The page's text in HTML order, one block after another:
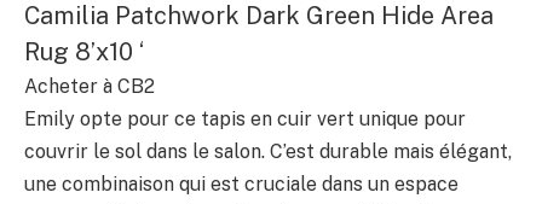
Camilia Patchwork Dark Green Hide Area
Rug 8’x10 ‘
Acheter à CB2
Emily opte pour ce tapis en cuir vert unique pour
couvrir le sol dans le salon. C’est durable mais élégant,
une combinaison qui est cruciale dans un espace